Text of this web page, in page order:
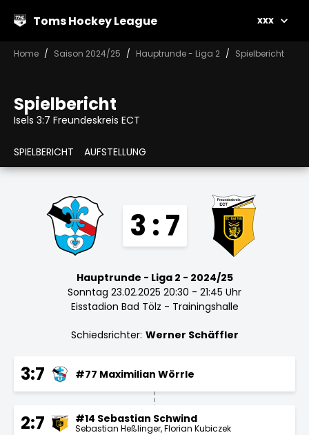
Toms Hockey League xxx
Home Saison 2024/25 Hauptrunde - Liga 2 Spielbericht
Spielbericht
Isels 3:7 Freundeskreis ECT
SPIELBERICHT AUFSTELLUNG
3 : 7
Hauptrunde - Liga 2 - 2024/25
Sonntag 23.02.2025 20:30 - 21:45 Uhr
Eisstadion Bad Tölz - Trainingshalle
Schiedsrichter: Werner Schäffler
3:7 #77 Maximilian Wörrle
2:7 #14 Sebastian Schwind
Sebastian Heßlinger Florian Kubiczek